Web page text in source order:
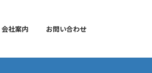
会社案内 お問い合わせ